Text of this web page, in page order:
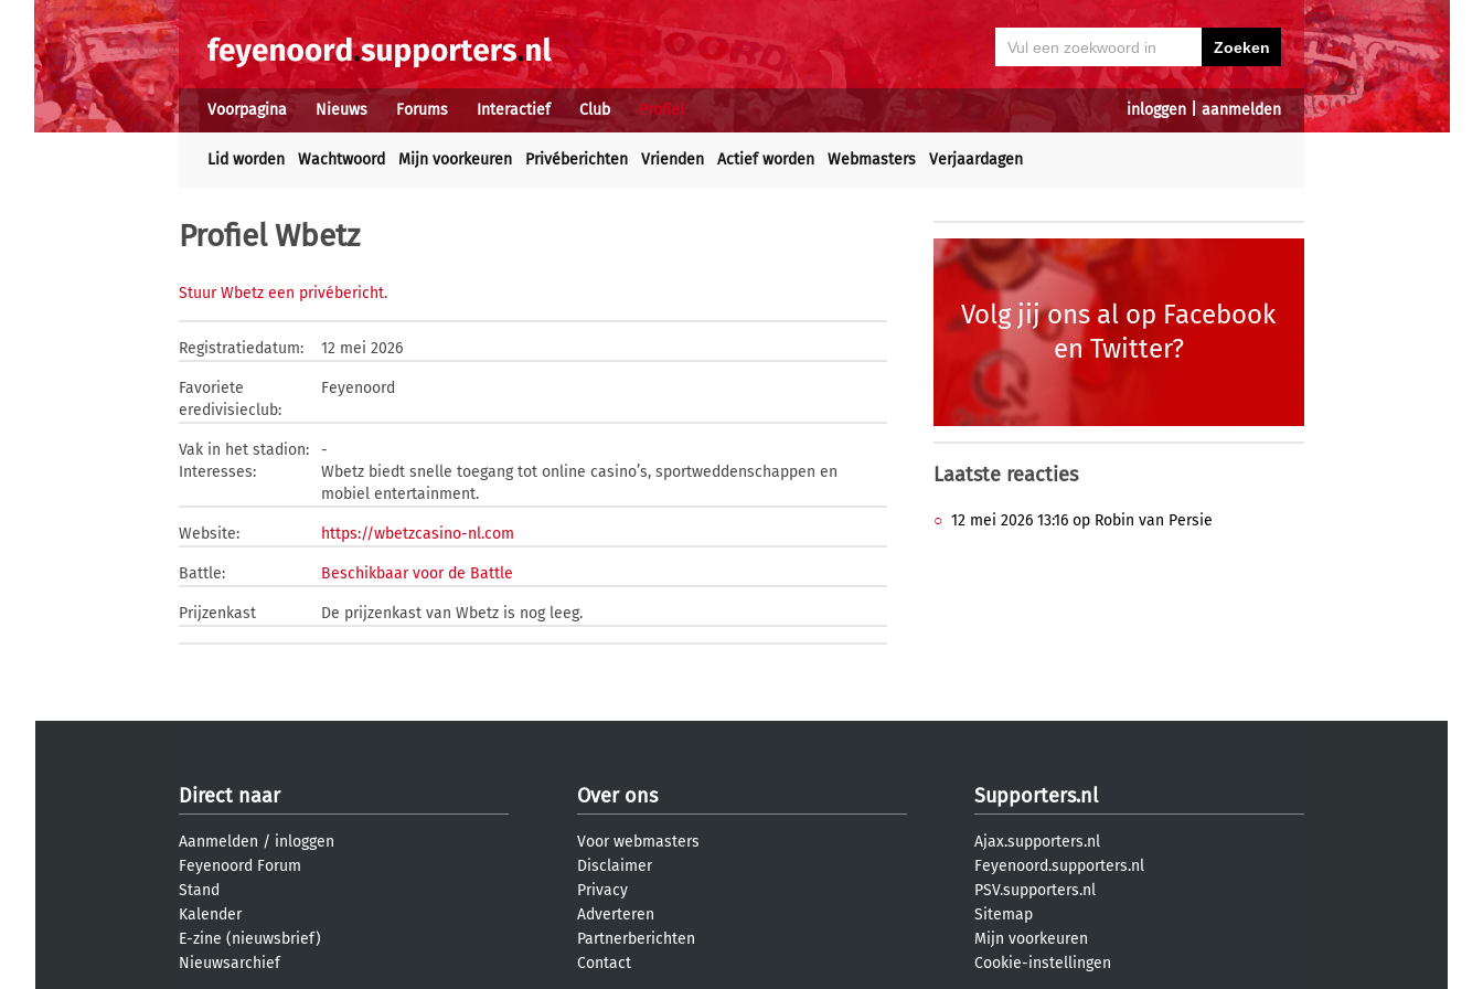
inloggen aanmelden
Voorpagina Nieuws Forums Interactief Club Profiel
Lid worden Wachtwoord Mijn voorkeuren Privéberichten Vrienden Actief worden Webmasters Verjaardagen
Profiel Wbetz
Stuur Wbetz een privébericht.
Registratiedatum: 12 mei 2026
Favoriete
eredivisieclub:
Feyenoord
Vak in het stadion:
-
Interesses:
Wbetz biedt snelle toegang tot online casino’s, sportweddenschappen en
mobiel entertainment.
Website: https://wbetzcasino-nl.com
Battle: Beschikbaar voor de Battle
Prijzenkast De prijzenkast van Wbetz is nog leeg.
Volg jij ons al op Facebook
en Twitter?
Laatste reacties
12 mei 2026 13:16 op Robin van Persie
Direct naar
Aanmelden / inloggen
Feyenoord Forum
Stand
Kalender
E-zine (nieuwsbrief)
Nieuwsarchief
Over ons
Voor webmasters
Disclaimer
Privacy
Adverteren
Partnerberichten
Contact
Supporters.nl
Ajax.supporters.nl
Feyenoord.supporters.nl
PSV.supporters.nl
Sitemap
Mijn voorkeuren
Cookie-instellingen